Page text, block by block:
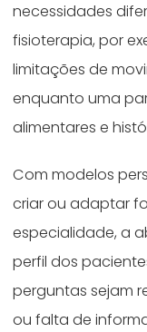
necessidades
fisioterapia, por
limitações de
enquanto uma
alimentares e
Com modelos
criar ou adaptar
especialidade, a
perfil dos
perguntas sejam
ou falta de